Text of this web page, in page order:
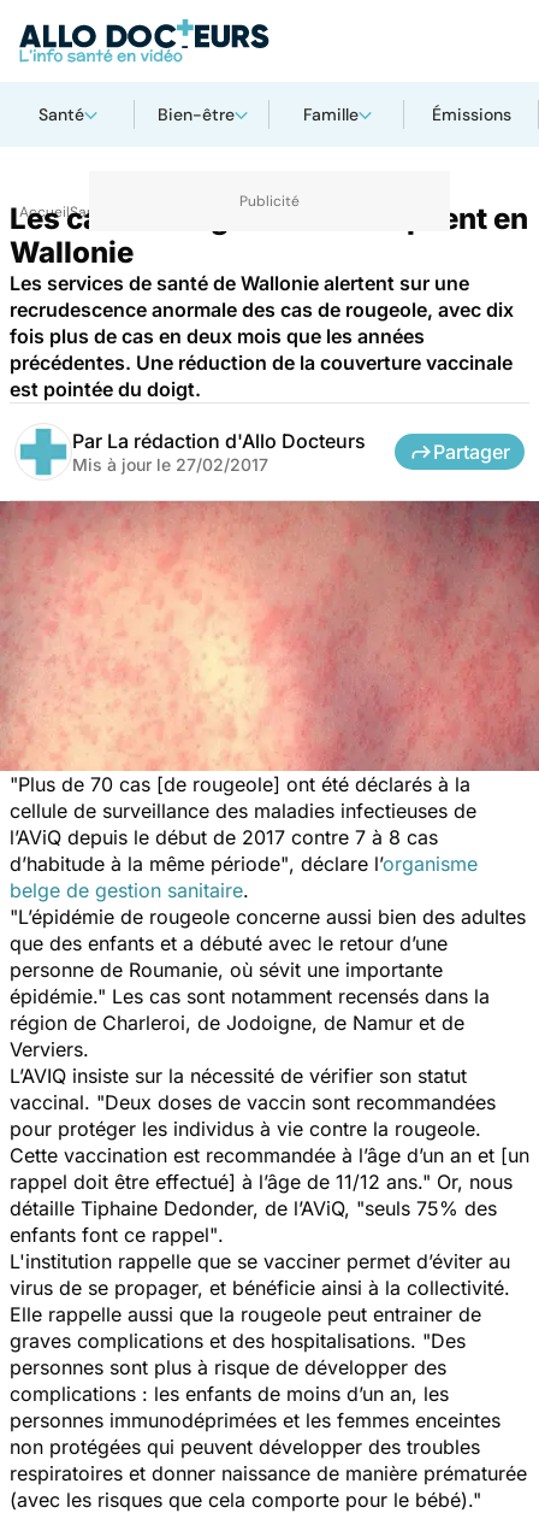
Santé Bien-être Famille Émissions
AccueilSanté
Les cas de rougeole se multiplient en
Wallonie
Les services de santé de Wallonie alertent sur une
recrudescence anormale des cas de rougeole, avec dix
fois plus de cas en deux mois que les années
précédentes. Une réduction de la couverture vaccinale
est pointée du doigt.
Par La rédaction d'Allo Docteurs
Mis à jour le 27/02/2017
Partager
"Plus de 70 cas [de rougeole] ont été déclarés à la
cellule de surveillance des maladies infectieuses de
l’AViQ depuis le début de 2017 contre 7 à 8 cas
d’habitude à la même période", déclare l’organisme
belge de gestion sanitaire.
"L’épidémie de rougeole concerne aussi bien des adultes
que des enfants et a débuté avec le retour d’une
personne de Roumanie, où sévit une importante
épidémie." Les cas sont notamment recensés dans la
région de Charleroi, de Jodoigne, de Namur et de
Verviers.
L’AVIQ insiste sur la nécessité de vérifier son statut
vaccinal. "Deux doses de vaccin sont recommandées
pour protéger les individus à vie contre la rougeole.
Cette vaccination est recommandée à l’âge d’un an et [un
rappel doit être effectué] à l’âge de 11/12 ans." Or, nous
détaille Tiphaine Dedonder, de l’AViQ, "seuls 75% des
enfants font ce rappel".
L'institution rappelle que se vacciner permet d’éviter au
virus de se propager, et bénéficie ainsi à la collectivité.
Elle rappelle aussi que la rougeole peut entrainer de
graves complications et des hospitalisations. "Des
personnes sont plus à risque de développer des
complications : les enfants de moins d’un an, les
personnes immunodéprimées et les femmes enceintes
non protégées qui peuvent développer des troubles
respiratoires et donner naissance de manière prématurée
(avec les risques que cela comporte pour le bébé)."